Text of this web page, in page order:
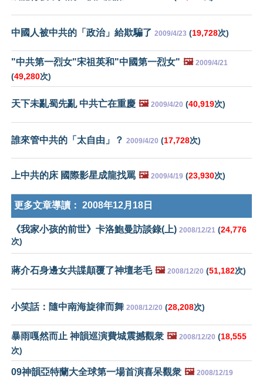
中國人被中共的「政治」給欺騙了 2009/4/23 (19,728次)
"中共第一烈女"宋祖英和"中國第一烈女" 🖼️ 2009/4/21
(49,280次)
天下未亂蜀先亂 中共亡在重慶 🖼️ 2009/4/20 (40,919次)
誰來管中共的「太自由」？ 2009/4/20 (17,728次)
上中共的床 國際影星成龍找罵 🖼️ 2009/4/19 (23,930次)
更多文章導讀： 2008年12月18日
《我家小孩的前世》卡洛鮑曼訪談錄(上) 2008/12/21 (24,776
次)
蔣介石身邊女共諜顛覆了神壇老毛 🖼️ 2008/12/20 (51,182次)
小笑話：隨中南海旋律而舞 2008/12/20 (28,208次)
暴雨嘎然而止 神韻巡演費城震撼觀衆 🖼️ 2008/12/20 (18,555
次)
09神韻亞特蘭大全球第一場首演喜呆觀衆 🖼️ 2008/12/19